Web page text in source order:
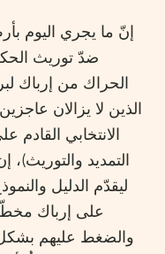
إنّ ما يجري اليوم
ضدّ توريث
الحراك من إرباك
الذين لا يزالان
الانتخابي
التمديد والتوريث)،
ليقدّم الدليل
على إرباك
والضغط عليهم